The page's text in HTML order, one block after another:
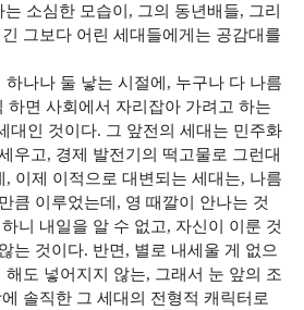
소심한 모습이, 그의 동년배들, 그리
그보다 어린 세대들에게는 공감대를
하나나 둘 낳는 시절에, 누구나 다 나름
하면 사회에서 자리잡아 가려고 하는
대인 것이다. 그 앞전의 세대는 민주화
우고, 경제 발전기의 떡고물로 그런대
, 이제 이적으로 대변되는 세대는, 나름
큼 이루었는데, 영 때깔이 안나는 것
니 내일을 알 수 없고, 자신이 이룬 것
는 것이다. 반면, 별로 내세울 게 없으
해도 넣어지지 않는, 그래서 눈 앞의 조
솔직한 그 세대의 전형적 캐릭터로